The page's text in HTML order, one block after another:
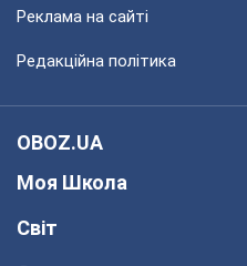
Реклама на сайті
Редакційна політика
OBOZ.UA
Моя Школа
Світ